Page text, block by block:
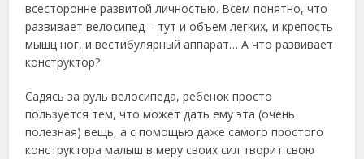
всесторонне развитой личностью. Всем понятно, что
развивает велосипед – тут и объем легких, и крепость
мышц ног, и вестибулярный аппарат… А что развивает
конструктор?
Садясь за руль велосипеда, ребенок просто
пользуется тем, что может дать ему эта (очень
полезная) вещь, а с помощью даже самого простого
конструктора малыш в меру своих сил творит свою